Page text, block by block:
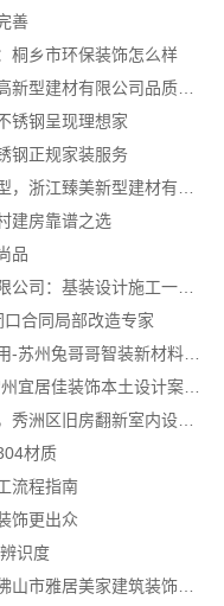
善
桐乡市环保装饰怎么样
优秀全包装修施工，云南至高新型建材有限公司品质保证
锈钢呈现理想家
钢正规家装服务
建房靠谱之选
品
无锡亿莱居装饰工程材料有限公司：基装设计施工一体化哪家专业
合同局部改造专家
张家港本地装修公司家装费用-苏州兔哥哥智装新材料有限公司全包
武进专业家庭装修效果图-常州宜居佳装饰本土设计案例鉴赏
嘉兴锦居装饰材料有限公司，秀洲区旧房翻新室内设计哪家好
材质
流程指南
饰更出众
识度
佛山顺德专业家装装饰就选佛山市雅居美家建筑装饰工程有限公司